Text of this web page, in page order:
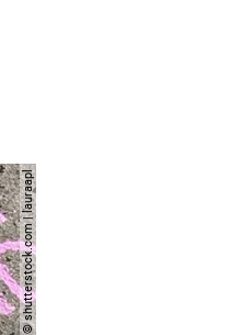
© shutterstock.com | lauraapl